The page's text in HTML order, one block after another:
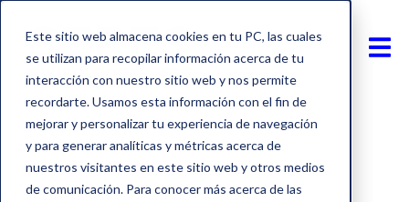
Este sitio web almacena cookies en tu PC, las cuales
se utilizan para recopilar información acerca de tu
interacción con nuestro sitio web y nos permite
recordarte. Usamos esta información con el fin de
mejorar y personalizar tu experiencia de navegación
y para generar analíticas y métricas acerca de
nuestros visitantes en este sitio web y otros medios
de comunicación. Para conocer más acerca de las
Transformación digital
Gestión de proveedores
Source to Pay